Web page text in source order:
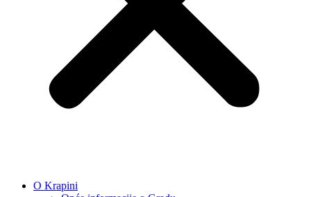
O Krapini